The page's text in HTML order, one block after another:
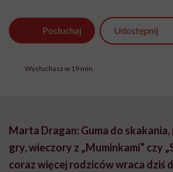
Posłuchaj Udostępnij
Wysłuchasz w 19 min
Marta Dragan: Guma do
gry, wieczory z „Muminkami” czy
coraz więcej rodziców wraca dziś